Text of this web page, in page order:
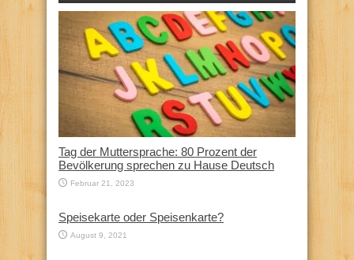
Tag der Muttersprache: 80 Prozent der
Bevölkerung sprechen zu Hause Deutsch
Februar 21, 2023
Speisekarte oder Speisenkarte?
August 9, 2021